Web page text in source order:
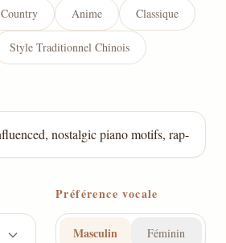
Country Anime Classique
Style Traditionnel Chinois
Préférence vocale
Masculin Féminin